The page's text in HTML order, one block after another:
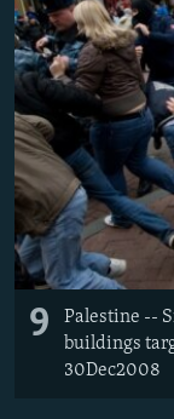
9
Palestine --
buildings
30Dec2008